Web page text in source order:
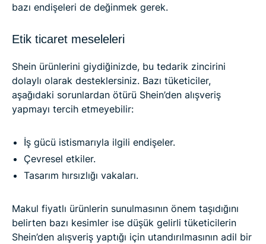
bazı endişeleri de değinmek gerek.
Etik ticaret meseleleri
Shein ürünlerini giydiğinizde, bu tedarik zincirini
dolaylı olarak desteklersiniz. Bazı tüketiciler,
aşağıdaki sorunlardan ötürü Shein’den alışveriş
yapmayı tercih etmeyebilir:
İş gücü istismarıyla ilgili endişeler.
Çevresel etkiler.
Tasarım hırsızlığı vakaları.
Makul fiyatlı ürünlerin sunulmasının önem taşıdığını
belirten bazı kesimler ise düşük gelirli tüketicilerin
Shein’den alışveriş yaptığı için utandırılmasının adil bir